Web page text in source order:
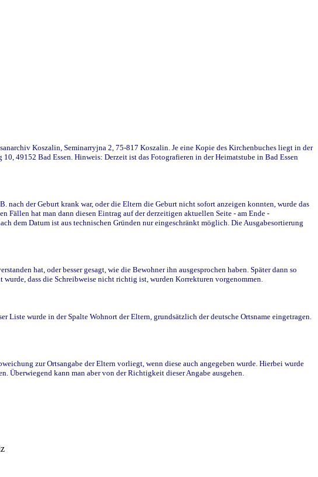
Koszalin, Seminarryjna 2, 75-817 Koszalin. Je eine Kopie des Kirchenbuches liegt in der
49152 Bad Essen. Hinweis: Derzeit ist das Fotografieren in der Heimatstube in Bad Essen
der Geburt krank war, oder die Eltern die Geburt nicht sofort anzeigen konnten, wurde das
Fällen hat man dann diesen Eintrag auf der derzeitigen aktuellen Seite - am Ende -
dem Datum ist aus technischen Gründen nur eingeschränkt möglich. Die Ausgabesortierung
hat, oder besser gesagt, wie die Bewohner ihn ausgesprochen haben. Später dann so
dass die Schreibweise nicht richtig ist, wurden Korrekturen vorgenommen.
wurde in der Spalte Wohnort der Eltern, grundsätzlich der deutsche Ortsname eingetragen.
zur Ortsangabe der Eltern vorliegt, wenn diese auch angegeben wurde. Hierbei wurde
Überwiegend kann man aber von der Richtigkeit dieser Angabe ausgehen.